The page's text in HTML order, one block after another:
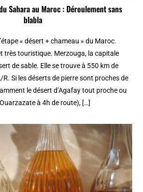
Sahara au Maroc : Déroulement sans
blabla
« désert + chameau » du Maroc.
très touristique. Merzouga, la capitale
de sable. Elle se trouve à 550 km de
Si les déserts de pierre sont proches de
le désert d’Agafay tout proche ou
à 4h de route), […]